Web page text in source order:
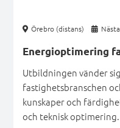
Örebro (distans)
Energioptimering
Utbildningen vänder
fastighetsbranschen
kunskaper och
och teknisk optimering.